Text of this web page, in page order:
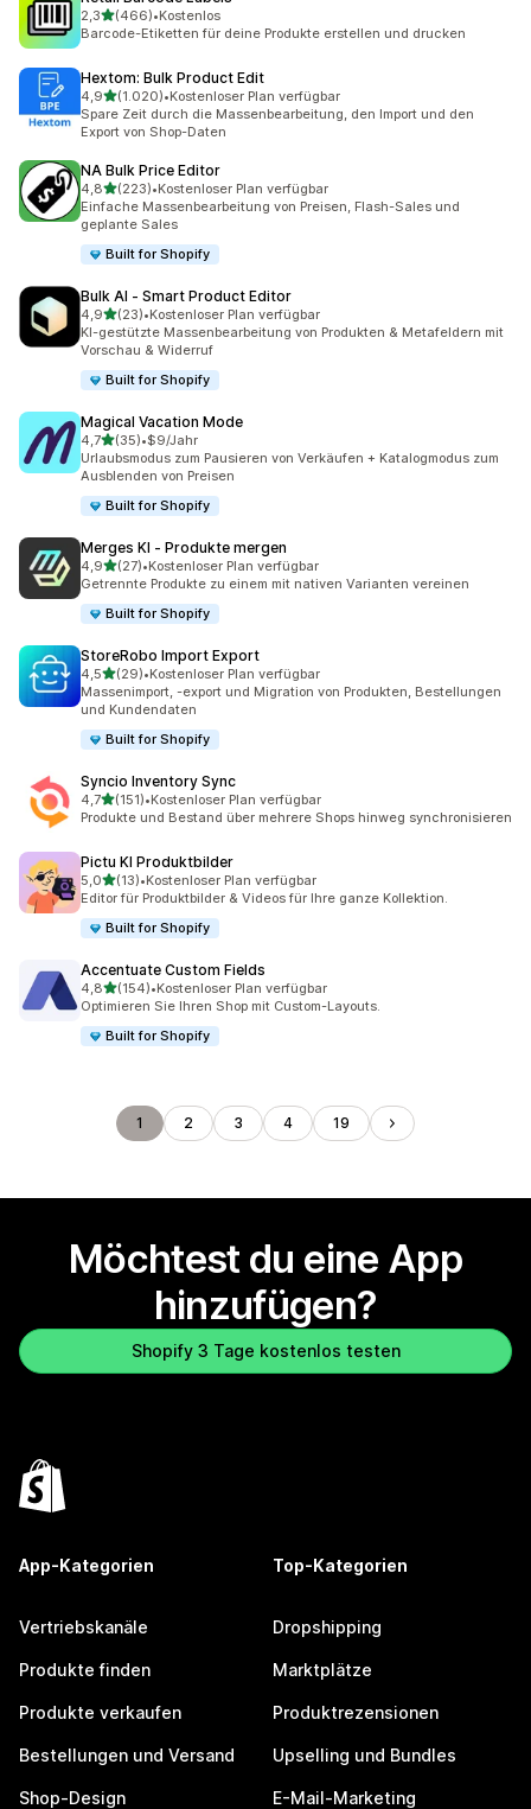
2,3von 5 Sternen
(466)
466 Rezensionen insgesamt
•Kostenlos
Barcode-Etiketten für deine Produkte erstellen und drucken
Hextom: Bulk Product Edit
4,9von 5 Sternen
(1.020)
1020 Rezensionen insgesamt
•Kostenloser Plan verfügbar
Spare Zeit durch die Massenbearbeitung, den Import und den
Export von Shop-Daten
NA Bulk Price Editor
4,8von 5 Sternen
(223)
223 Rezensionen insgesamt
•Kostenloser Plan verfügbar
Einfache Massenbearbeitung von Preisen, Flash-Sales und
geplante Sales
Built for Shopify
Bulk AI ‑ Smart Product Editor
4,9von 5 Sternen
(23)
23 Rezensionen insgesamt
•Kostenloser Plan verfügbar
KI-gestützte Massenbearbeitung von Produkten & Metafeldern mit
Vorschau & Widerruf
Built for Shopify
Magical Vacation Mode
4,7von 5 Sternen
(35)
35 Rezensionen insgesamt
•$9/Jahr
Urlaubsmodus zum Pausieren von Verkäufen + Katalogmodus zum
Ausblenden von Preisen
Built for Shopify
Merges KI ‑ Produkte mergen
4,9von 5 Sternen
(27)
27 Rezensionen insgesamt
•Kostenloser Plan verfügbar
Getrennte Produkte zu einem mit nativen Varianten vereinen
Built for Shopify
StoreRobo Import Export
4,5von 5 Sternen
(29)
29 Rezensionen insgesamt
•Kostenloser Plan verfügbar
Massenimport, -export und Migration von Produkten, Bestellungen
und Kundendaten
Built for Shopify
Syncio Inventory Sync
4,7von 5 Sternen
(151)
151 Rezensionen insgesamt
•Kostenloser Plan verfügbar
Produkte und Bestand über mehrere Shops hinweg synchronisieren
Pictu KI Produktbilder
5,0von 5 Sternen
(13)
13 Rezensionen insgesamt
•Kostenloser Plan verfügbar
Editor für Produktbilder & Videos für Ihre ganze Kollektion.
Built for Shopify
Accentuate Custom Fields
4,8von 5 Sternen
(154)
154 Rezensionen insgesamt
•Kostenloser Plan verfügbar
Optimieren Sie Ihren Shop mit Custom-Layouts.
Built for Shopify
1 2 3 4 19
Möchtest du eine App
hinzufügen?
Shopify 3 Tage kostenlos testen
App-Kategorien
Vertriebskanäle
Produkte finden
Produkte verkaufen
Bestellungen und Versand
Shop-Design
Top-Kategorien
Dropshipping
Marktplätze
Produktrezensionen
Upselling und Bundles
E-Mail-Marketing